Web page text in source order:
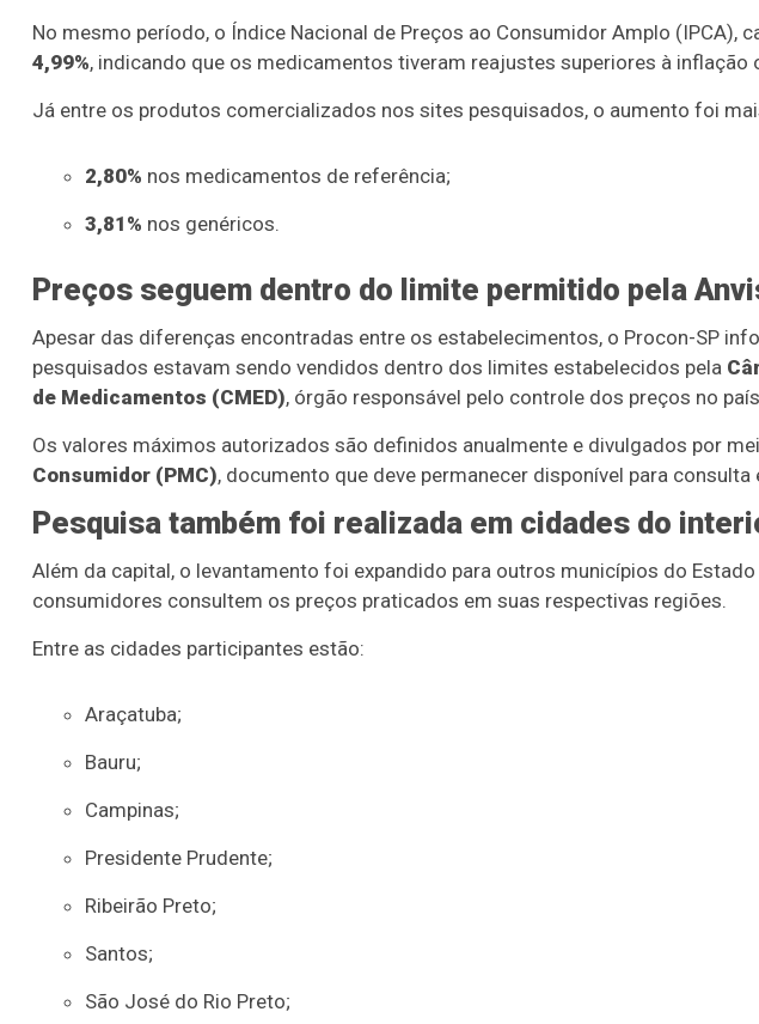
No mesmo período, o Índice Nacional de Preços ao Consumidor Amplo (IPCA),
4,99%, indicando que os medicamentos tiveram reajustes superiores à inflação
Já entre os produtos comercializados nos sites pesquisados, o aumento foi
2,80% nos medicamentos de referência;
3,81% nos genéricos.
Preços seguem dentro do limite permitido pela
Apesar das diferenças encontradas entre os estabelecimentos, o Procon-SP
pesquisados estavam sendo vendidos dentro dos limites estabelecidos pela
de Medicamentos (CMED), órgão responsável pelo controle dos preços no
Os valores máximos autorizados são definidos anualmente e divulgados por
Consumidor (PMC), documento que deve permanecer disponível para
Pesquisa também foi realizada em cidades do
Além da capital, o levantamento foi expandido para outros municípios do
consumidores consultem os preços praticados em suas respectivas regiões.
Entre as cidades participantes estão:
Araçatuba;
Bauru;
Campinas;
Presidente Prudente;
Ribeirão Preto;
Santos;
São José do Rio Preto;